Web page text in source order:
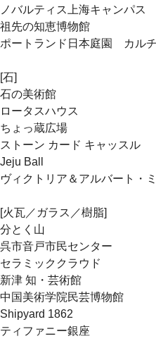
ノバルティス上海キャンパ
祖先の知恵博物館
ポートランド日本庭園 カル
[石]
石の美術館
ロータスハウス
ちょっ蔵広場
ストーン カード キャッスル
Jeju Ball
ヴィクトリア＆アルバート・
[火瓦／ガラス／樹脂]
分とく山
呉市音戸市民センター
セラミッククラウド
新津 知・芸術館
中国美術学院民芸博物館
Shipyard 1862
ティファニー銀座